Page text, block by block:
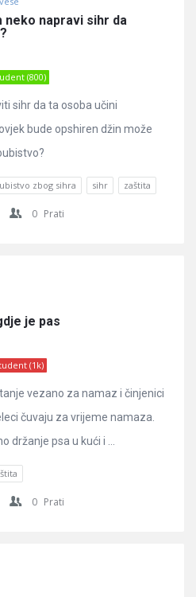
neko napravi sihr da
(800)
sihr da ta osoba učini
bude opshiren džin može
zbog sihra sihr zaštita
0 Prati
je pas
(1k)
vezano za namaz i činjenici
čuvaju za vrijeme namaza.
držanje psa u kući i ...
0 Prati